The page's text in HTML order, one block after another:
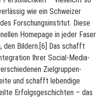
wie ein Schweizer
Forschungsinstitut. Diese
Homepage in jeder Faser
den Bildern.[6] Das schafft
Ihrer Social-Media-
Zielgruppen-
und schafft lebendige
Erfolgsgeschichten – das